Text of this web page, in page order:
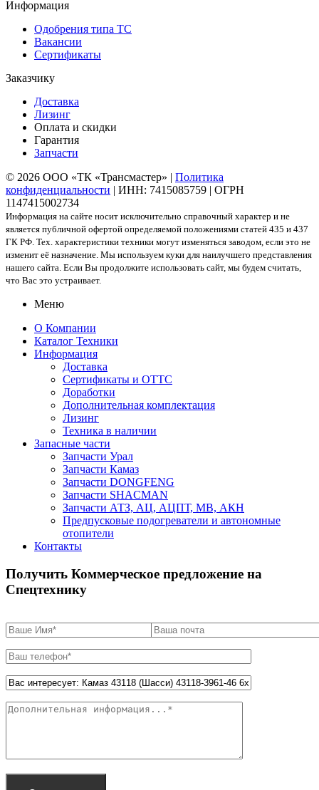
Информация
Одобрения типа ТС
Вакансии
Сертификаты
Заказчику
Доставка
Лизинг
Оплата и скидки
Гарантия
Запчасти
© 2026 ООО «ТК «Трансмастер» | Политика
конфиденциальности | ИНН: 7415085759 | ОГРН
1147415002734
Информация на сайте носит исключительно справочный характер и не
является публичной офертой определяемой положениями статей 435 и 437
ГК РФ. Тех. характеристики техники могут изменяться заводом, если это не
изменит её назначение. Мы используем куки для наилучшего представления
нашего сайта. Если Вы продолжите использовать сайт, мы будем считать,
что Вас это устраивает.
Меню
О Компании
Каталог Техники
Информация
Доставка
Сертификаты и ОТТС
Доработки
Дополнительная комплектация
Лизинг
Техника в наличии
Запасные части
Запчасти Урал
Запчасти Камаз
Запчасти DONGFENG
Запчасти SHACMAN
Запчасти АТЗ, АЦ, АЦПТ, МВ, АКН
Предпусковые подогреватели и автономные
отопители
Контакты
Получить Коммерческое предложение на
Спецтехнику